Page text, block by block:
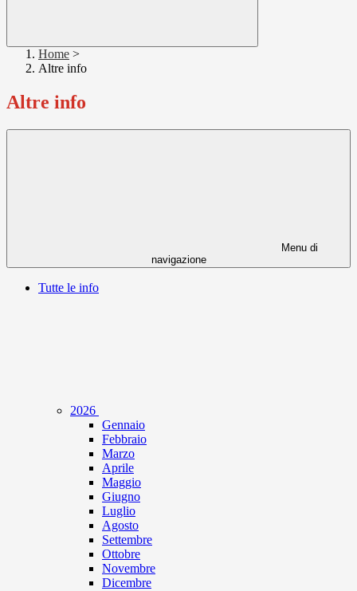
Home >
Altre info
Altre info
Menu di
navigazione
Tutte le info
2026
Gennaio
Febbraio
Marzo
Aprile
Maggio
Giugno
Luglio
Agosto
Settembre
Ottobre
Novembre
Dicembre